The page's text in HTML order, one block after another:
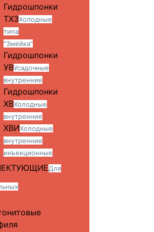
Гидрошпонки
ТХЗХолодные
типа
"Змейка"
Гидрошпонки
УВУсадочные
внутренние
Гидрошпонки
ХВХолодные
внутренние
ХВИХолодные
внутренние
инъекционные
Для